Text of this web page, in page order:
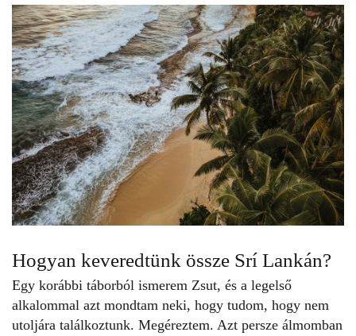
Hogyan keveredtünk össze Srí Lankán?
Egy korábbi táborból ismerem Zsut, és a legelső
alkalommal azt mondtam neki, hogy tudom, hogy nem
utoljára találkoztunk. Megéreztem. Azt persze álmomban